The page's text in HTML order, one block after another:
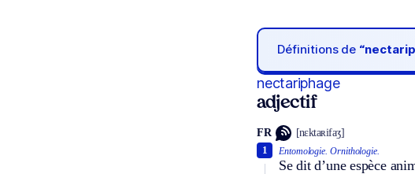
Définitions de
nectariphage
adjectif
FR [nɛktaʀifaʒ]
Entomologie. Ornithologie.
Se dit d’une espèce
1